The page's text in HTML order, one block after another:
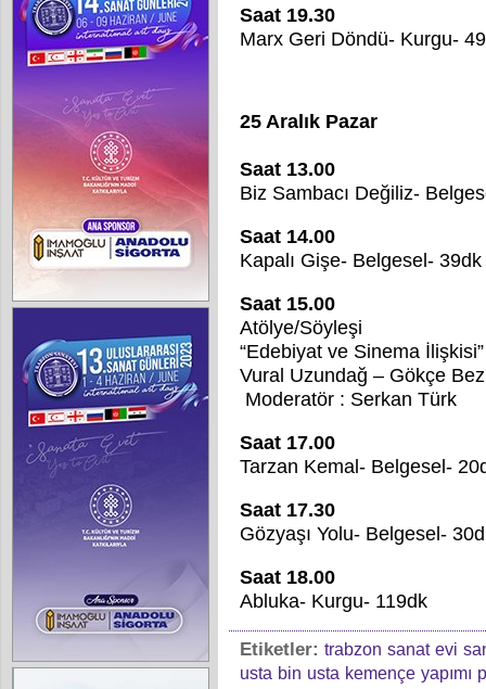
Saat 19.30
Marx Geri Döndü- Kurgu-
25 Aralık Pazar
Saat 13.00
Biz Sambacı Değiliz-
Saat 14.00
Kapalı Gişe- Belgesel- 39dk
Saat 15.00
Atölye/Söyleşi
“Edebiyat ve Sinema İlişkisi”
Vural Uzundağ – Gökçe
Moderatör : Serkan Türk
Saat 17.00
Tarzan Kemal- Belgesel-
Saat 17.30
Gözyaşı Yolu- Belgesel-
Saat 18.00
Abluka- Kurgu- 119dk
Etiketler: trabzon sanat evi
usta bin usta kemençe yapımı